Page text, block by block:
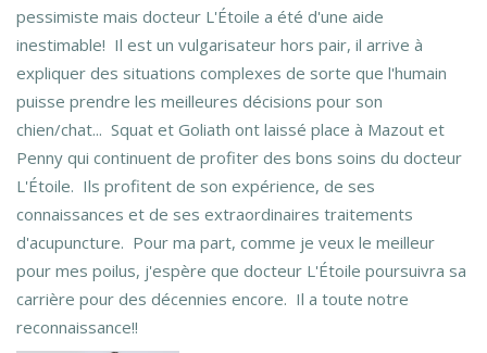
pessimiste mais docteur L'Étoile a été d'une aide
inestimable! Il est un vulgarisateur hors pair, il arrive à
expliquer des situations complexes de sorte que l'humain
puisse prendre les meilleures décisions pour son
chien/chat... Squat et Goliath ont laissé place à Mazout et
Penny qui continuent de profiter des bons soins du docteur
L'Étoile. Ils profitent de son expérience, de ses
connaissances et de ses extraordinaires traitements
d'acupuncture. Pour ma part, comme je veux le meilleur
pour mes poilus, j'espère que docteur L'Étoile poursuivra sa
carrière pour des décennies encore. Il a toute notre
reconnaissance!!